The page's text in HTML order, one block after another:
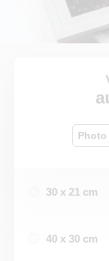
Photo
30 x 21 cm
40 x 30 cm